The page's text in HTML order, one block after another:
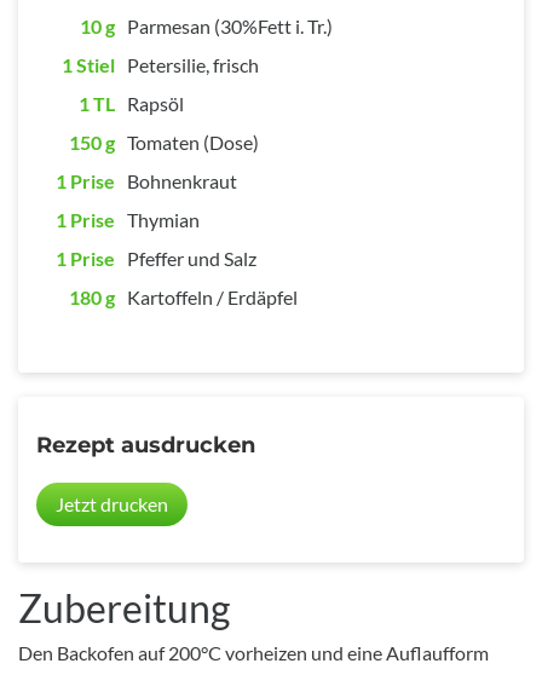
10 g Parmesan (30%Fett i. Tr.)
1 Stiel Petersilie, frisch
1 TL Rapsöl
150 g Tomaten (Dose)
1 Prise
Bohnenkraut
1 Prise Thymian
1 Prise
Pfeffer und Salz
180 g Kartoffeln / Erdäpfel
Rezept ausdrucken
Jetzt drucken
Zubereitung
Den Backofen auf 200°C vorheizen und eine Auflaufform